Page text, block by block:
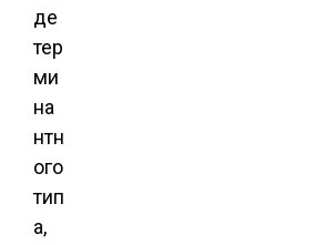
де
тер
ми
на
нтн
ого
тип
а,